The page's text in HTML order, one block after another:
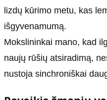
lizdų kūrimo metu, kas
išgyvenamumą.
Mokslininkai mano, kad
naujų rūšių atsiradimą,
nustoja sinchroniškai